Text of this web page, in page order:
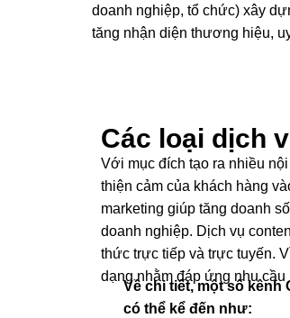
doanh nghiệp, tổ chức) xây
tăng nhận diện thương hiệu,
Các loại dịch
Với mục đích tạo ra nhiều
thiện cảm của khách hàng
marketing giúp tăng doanh
doanh nghiệp. Dịch vụ
thức trực tiếp và trực tuyến.
dạng nhằm đáp ứng nhu cầu
Về chi tiết, một số kênh
có thể kể đến như: